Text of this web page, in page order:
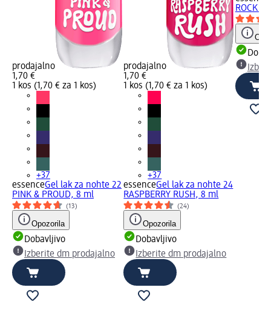
prodajalno
1,70 €
1 kos (1,70 € za 1 kos)
+37
essenceGel lak za nohte 22
PINK & PROUD, 8 ml
(13)
Opozorila
Dobavljivo
Izberite dm prodajalno
prodajalno
1,70 €
1 kos (1,70 € za 1 kos)
+37
essenceGel lak za nohte 24
RASPBERRY RUSH, 8 ml
(24)
Opozorila
Dobavljivo
Izberite dm prodajalno
ROCK